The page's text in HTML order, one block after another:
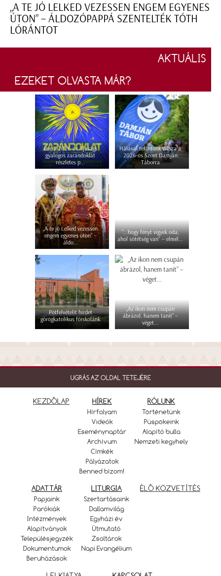
„A TE JÓ LELKED VEZESSEN ENGEM EGYENES
ÚTON” – ÁLDOZÓPAPPÁ SZENTELTÉK TÓTH
LÓRÁNTOT
AKTUÁLIS
EZEKET OLVASTA MÁR?
Íme a 2026-os ifjúsági
gyalogos zarándoklat
részletes p...
Hálával tekintünk vissza a
2026-os Szent Damján
Táborra
„A te jó Lelked vezessen
engem egyenes úton” –
áldo...
"...hogy fényt vigyek oda,
ahol sötétség van" – elmél...
Pótfelvételit hirdet
görögkatolikus főiskolánk
„Az ikon nem csupán
ábrázol, hanem tanít” –
véget...
UGRÁS AZ OLDAL TETEJÉRE
KEZDŐLAP HÍREK
Hírfolyam
Videók
Eseménynaptár
Archívum
Címkék
Pályázatok
Benned bízom!
RÓLUNK
Történetünk
Püspökeink
Alapító bulla
Nemzeti kegyhely
ADATTÁR
Papjaink
Parókiák
Intézmények
Alapítványok
Településjegyzék
Dokumentumok
Beruházások
LITURGIA
Szertartásaink
Dallamvilág
Egyházi év
Útmutató
Zsoltárok
Napi Evangélium
ÉLŐ KÖZVETÍTÉS